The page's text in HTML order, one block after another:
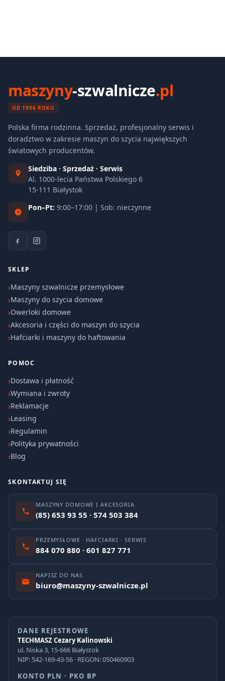
maszyny-szwalnicze.pl
OD 1996 ROKU
Polska firma rodzinna. Sprzedaż, profesjonalny serwis i
doradztwo w zakresie maszyn do szycia największych
światowych producentów.
Siedziba · Sprzedaż · Serwis
Al. 1000-lecia Państwa Polskiego 6
15-111 Białystok
Pon–Pt: 9:00–17:00 | Sob: nieczynne
SKLEP
Maszyny szwalnicze przemysłowe
Maszyny do szycia domowe
Owerloki domowe
Akcesoria i części do maszyn do szycia
Hafciarki i maszyny do haftowania
POMOC
Dostawa i płatność
Wymiana i zwroty
Reklamacje
Leasing
Regulamin
Polityka prywatności
Blog
SKONTAKTUJ SIĘ
MASZYNY DOMOWE I AKCESORIA
(85) 653 93 55 · 574 503 384
PRZEMYSŁOWE · HAFCIARKI · SERWIS
884 070 880 · 601 827 771
NAPISZ DO NAS
biuro@maszyny-szwalnicze.pl
DANE REJESTROWE
TECHMASZ Cezary Kalinowski
ul. Niska 3, 15-666 Białystok
NIP: 542-169-43-56 · REGON: 050460903
KONTO PLN · PKO BP